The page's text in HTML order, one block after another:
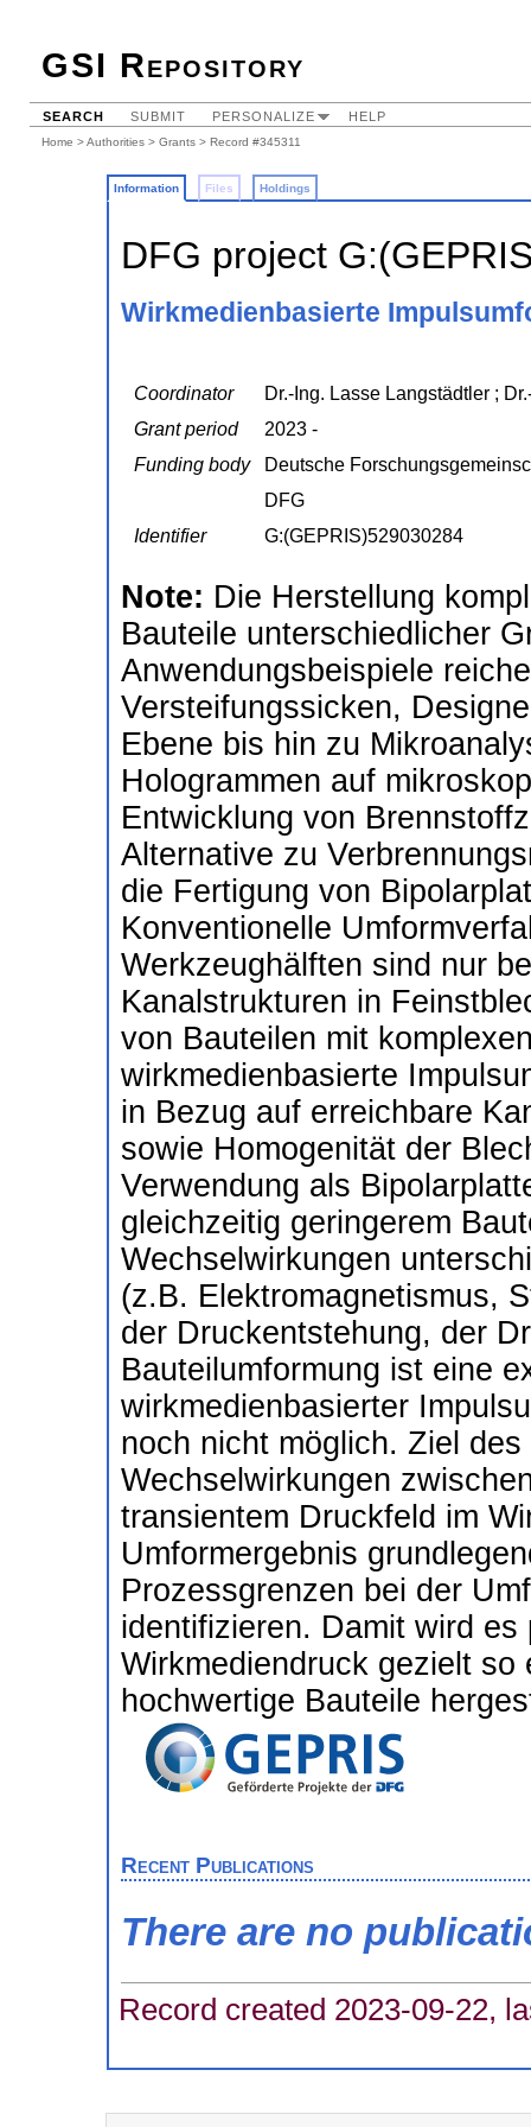
GSI Repository
SEARCH SUBMIT PERSONALIZE HELP
Home >Authorities > Grants > Record #345311
Information Files Holdings
DFG project
Wirkmedienbasierte
Coordinator
Dr.-Ing. Lasse Langstädtler ;
Grant period
2023 -
Funding body
Deutsche
DFG
Identifier
G:(GEPRIS)529030284
Note: Die Herstellung
Bauteile unterschiedlicher
Anwendungsbeispiele
Versteifungssicken,
Ebene bis hin zu
Hologrammen auf
Entwicklung von
Alternative zu
die Fertigung von
Konventionelle
Werkzeughälften sind nur
Kanalstrukturen in
von Bauteilen mit
wirkmedienbasierte
in Bezug auf erreichbare
sowie Homogenität der
Verwendung als
gleichzeitig geringerem
Wechselwirkungen
(z.B. Elektromagnetismus,
der Druckentstehung, der
Bauteilumformung ist eine
wirkmedienbasierter
noch nicht möglich. Ziel
Wechselwirkungen
transientem Druckfeld im
Umformergebnis
Prozessgrenzen bei der
identifizieren. Damit wird
Wirkmediendruck gezielt
hochwertige Bauteile
Recent Publications
There are no
Record created 2023-09-22,